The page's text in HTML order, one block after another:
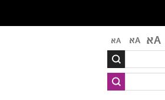
Aא Aא Aא